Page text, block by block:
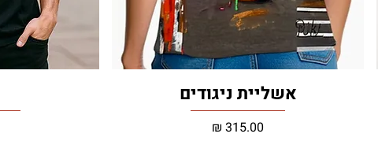
אשליית ניגודים
מחיר